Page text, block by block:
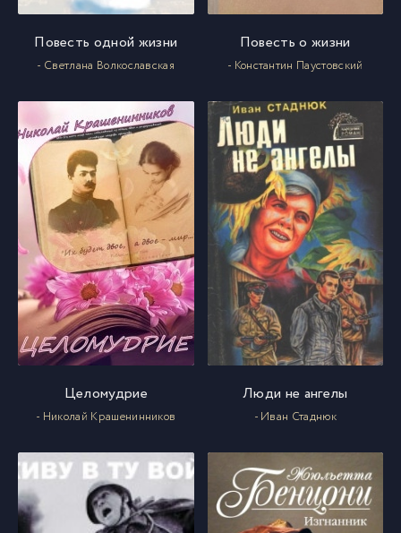
Повесть одной жизни
- Светлана Волкославская
Повесть о жизни
- Константин Паустовский
Целомудрие
- Николай Крашенинников
Люди не ангелы
- Иван Стаднюк